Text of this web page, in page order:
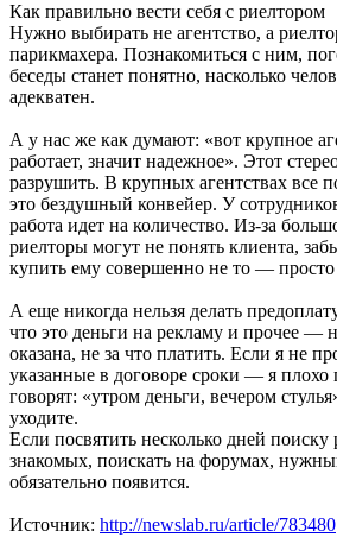
Как правильно вести себя с риелтором
Нужно выбирать не агентство, а
парикмахера. Познакомиться с ним,
беседы станет понятно, насколько
адекватен.
А у нас же как думают: «вот крупное
работает, значит надежное». Этот
разрушить. В крупных агентствах все
это бездушный конвейер. У
работа идет на количество. Из-за
риелторы могут не понять клиента,
купить ему совершенно не то — просто
А еще никогда нельзя делать
что это деньги на рекламу и прочее —
оказана, не за что платить. Если я не
указанные в договоре сроки — я плохо
говорят: «утром деньги, вечером
уходите.
Если посвятить несколько дней поиску
знакомых, поискать на форумах,
обязательно появится.
Источник: http://newslab.ru/article/783480